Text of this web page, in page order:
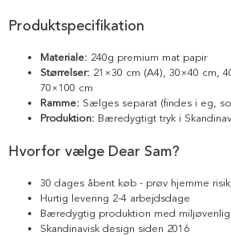
Produktspecifikation
Materiale: 240g premium mat papir
Størrelser: 21×30 cm (A4), 30×40 cm,
70×100 cm
Ramme: Sælges separat (findes i eg,
Produktion: Bæredygtigt tryk i
Hvorfor vælge Dear Sam?
30 dages åbent køb - prøv hjemme
Hurtig levering 2-4 arbejdsdage
Bæredygtig produktion med
Skandinavisk design siden 2016